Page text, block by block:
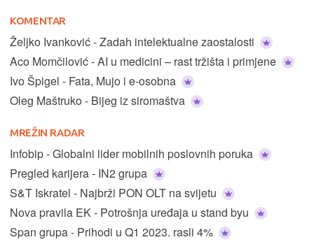
KOMENTAR
Željko Ivanković - Zadah intelektualne zaostalosti
Aco Momčilović - AI u medicini – rast tržišta i primjene
Ivo Špigel - Fata, Mujo i e-osobna
Oleg Maštruko - Bijeg iz siromaštva
MREŽIN RADAR
Infobip - Globalni lider mobilnih poslovnih poruka
Pregled karijera - IN2 grupa
S&T Iskratel - Najbrži PON OLT na svijetu
Nova pravila EK - Potrošnja uređaja u stand byu
Span grupa - Prihodi u Q1 2023. rasli 4%